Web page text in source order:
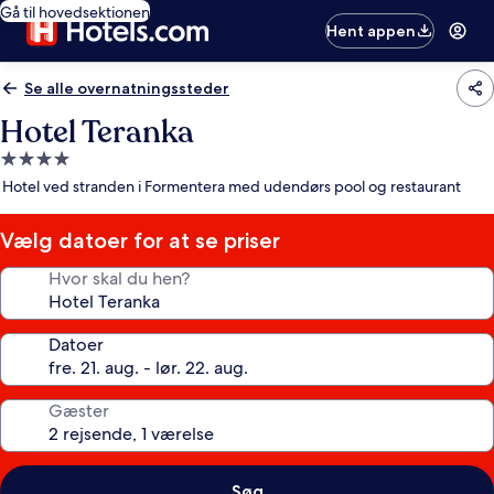
Gå til hovedsektionen
Hent appen
Se alle overnatningssteder
Hotel Teranka
4.0-
stjernet
Hotel ved stranden i Formentera med udendørs pool og restaurant
Vælg datoer for at se priser
Hvor skal du hen?
Datoer
Gæster